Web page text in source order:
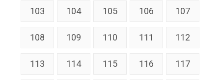
103 104 105 106 107
108 109 110 111 112
113 114 115 116 117